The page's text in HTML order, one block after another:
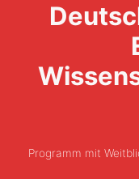
Programm mit